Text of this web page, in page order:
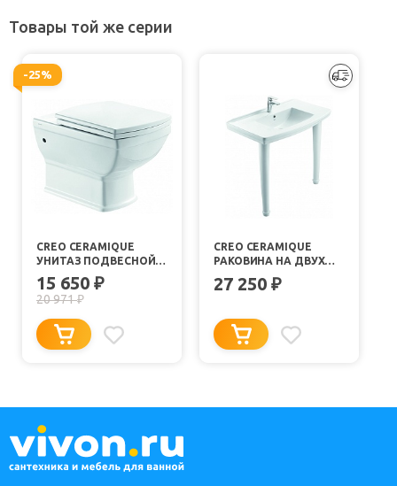
Товары той же серии
-25%
CREO CERAMIQUE
УНИТАЗ ПОДВЕСНОЙ
ORLEANS, СИДЕНЬЕ
МИКРОЛИФТ
15 650 ₽
20 971₽
CREO CERAMIQUE
РАКОВИНА НА ДВУХ
НОЖКАХ ORLEANS
27 250 ₽